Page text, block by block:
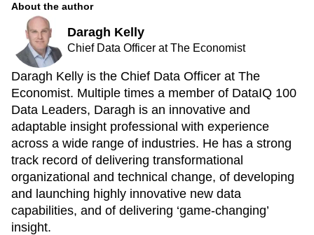
About the author
Daragh Kelly
Chief Data Officer at The Economist
Daragh Kelly is the Chief Data Officer at The
Economist. Multiple times a member of DataIQ 100
Data Leaders, Daragh is an innovative and
adaptable insight professional with experience
across a wide range of industries. He has a strong
track record of delivering transformational
organizational and technical change, of developing
and launching highly innovative new data
capabilities, and of delivering ‘game-changing’
insight.